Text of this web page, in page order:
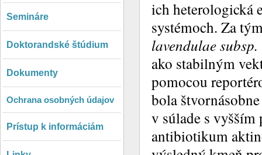
Semináre
Doktorandské štúdium
Dokumenty
Ochrana osobných údajov
Prístup k informáciám
ich heterologická
systémoch. Za
lavendulae
ako stabilným
pomocou
bola
v súlade s
antibiotikum